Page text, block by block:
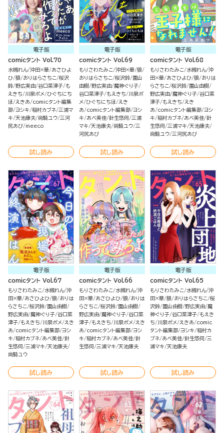
電子版
comicタント Vol.70
水槻れん 沖田×華 あさひよ
ひ 狼 おりはらさちこ 桜沢
鈴 野広実由 谷口菜津子 も
えきち
川泉ポメ ひぐちにち
ほ
えきあ
comicタント編集
部 ヨシキ 稲村カブネ 三浦マ
キ 天池康夫 尚騎ユウ 三河
尻あび meeco
試し読み
電子版
comicタント Vol.69
もりさわたみこ 沖田×華 狼
おりはらさちこ 桜沢鈴 園山
由樹 野広実由 魔神ぐり子
谷口菜津子 もえきち
川泉ポ
メ ひぐちにちほ
えき
あ
comicタント編集部 ヨシ
キ
あべ美佳 針生悠伺 三浦
マキ 天池康夫 尚騎ユウ 三
河尻あび
試し読み
電子版
comicタント Vol.68
もりさわたみこ 水槻れん 沖
田×華 あさひよひ 狼 おりは
らさちこ 桜沢鈴 園山由樹
野広実由 魔神ぐり子 谷口菜
津子 もえきち
えき
あ
comicタント編集部 ヨシ
キ 稲村カブネ あべ美佳 針
生悠伺 三浦マキ 天池康夫
尚騎ユウ 三河尻あび
試し読み
電子版
comicタント Vol.67
もりさわたみこ 水槻れん 沖
田×華 あさひよひ 狼 おりは
らさちこ 桜沢鈴 園山由樹
野広実由 魔神ぐり子 谷口菜
津子 もえきち 川泉ポメ
えき
あ
comicタント編集部 ヨシ
キ 稲村カブネ あべ美佳 針
生悠伺 三浦マキ 天池康夫
尚騎ユウ
試し読み
電子版
comicタント Vol.66
もりさわたみこ 水槻れん 沖
田×華 あさひよひ 狼 おりは
らさちこ 桜沢鈴 園山由樹
野広実由 魔神ぐり子 谷口菜
津子 もえきち 川泉ポメ
えき
あ
comicタント編集部 ヨシ
キ 稲村カブネ あべ美佳 針
生悠伺 三浦マキ 天池康夫
試し読み
電子版
comicタント Vol.65
もりさわたみこ 水槻れん 沖
田×華 狼 おりはらさちこ 桜
沢鈴 園山由樹 野広実由 魔
神ぐり子 谷口菜津子 もえき
ち
川泉ポメ えきあ
comic
タント編集部 ヨシキ 稲村カ
ブネ あべ美佳 針生悠伺 三
浦マキ 天池康夫
試し読み